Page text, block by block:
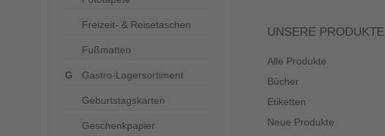
Freizeit- & Reisetaschen
Fußmatten
Gastro-Lagersortiment
Geburtstagskarten
Geschenkpapier
UNSERE PRODUKTE
Alle Produkte
Bücher
Etiketten
Neue Produkte